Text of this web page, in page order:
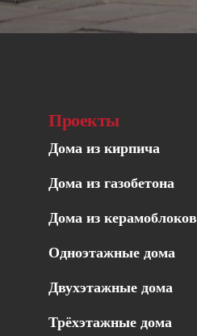
Проекты
Дома из кирпича
Дома из газобетона
Дома из керамоблоков
Одноэтажные дома
Двухэтажные дома
Трёхэтажные дома